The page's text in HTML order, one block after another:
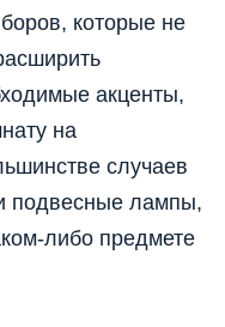
которые не
акценты,
на
случаев
подвесные лампы,
либо предмете